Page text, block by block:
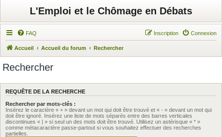
L'Emploi et le Chômage en Débats
FAQ Connexion
Inscription
Accueil Accueil du forum Rechercher
Rechercher
REQUÊTE DE LA RECHERCHE
Rechercher par mots-clés :
Insérez le caractère « + » devant un mot qui doit être trouvé et « - » devant un mot qui
doit être ignoré. Insérez une liste de mots séparés entre des barres verticales
discontinues « | » si seul un des mots doit être trouvé. Utilisez un astérisque « * »
comme métacaractère passe-partout si vous souhaitez effectuer des recherches
partielles.